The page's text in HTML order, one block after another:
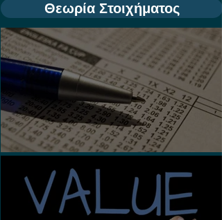
Θεωρία Στοιχήματος
Τι είναι τα Ασιατικά Χάντικαπ;